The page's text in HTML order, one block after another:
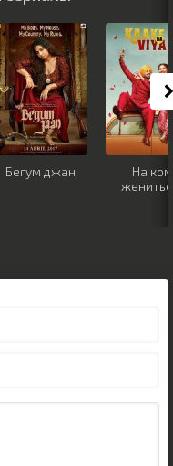
Бегум джан
На ком